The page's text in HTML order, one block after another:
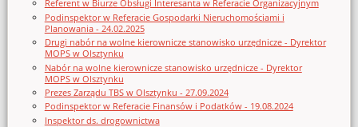
Referent w Biurze Obsługi Interesanta w Referacie Organizacyjnym
Podinspektor w Referacie Gospodarki Nieruchomościami i
Planowania - 24.02.2025
Drugi nabór na wolne kierownicze stanowisko urzędnicze - Dyrektor
MOPS w Olsztynku
Nabór na wolne kierownicze stanowisko urzędnicze - Dyrektor
MOPS w Olsztynku
Prezes Zarządu TBS w Olsztynku - 27.09.2024
Podinspektor w Referacie Finansów i Podatków - 19.08.2024
Inspektor ds. drogownictwa